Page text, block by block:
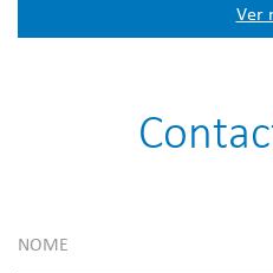
Ver
NOME